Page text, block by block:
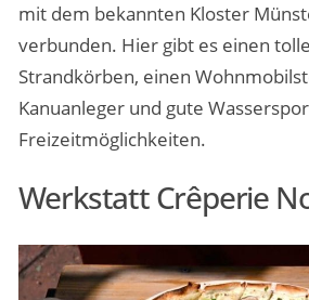
mit dem bekannten Kloster
verbunden. Hier gibt es einen
Strandkörben, einen
Kanuanleger und gute
Freizeitmöglichkeiten.
Werkstatt Crêperie